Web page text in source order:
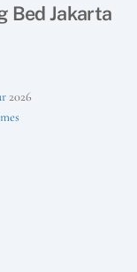
Bed Jakarta
2026